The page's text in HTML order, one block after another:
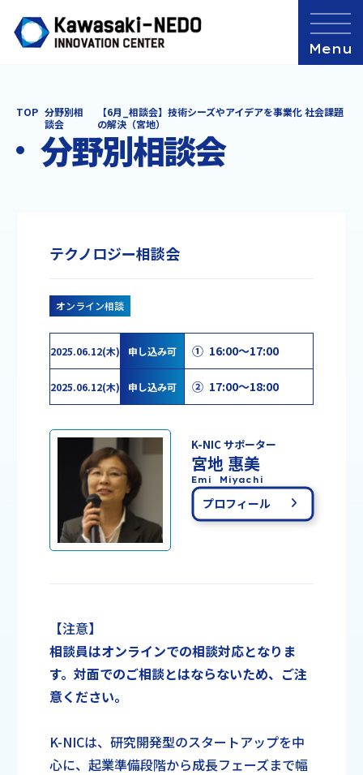
TOP 分野別相
談会
【6月_相談会】技術シーズやアイデアを事業化 社会課題
の解決（宮地）
分野別相談会
テクノロジー相談会
オンライン相談
2025.06.12(木) 申し込み可 ① 16:00～17:00
2025.06.12(木) 申し込み可 ② 17:00～18:00
K-NIC サポーター
宮地 惠美
Emi Miyachi
プロフィール
【注意】
相談員はオンラインでの相談対応となりま
す。対面でのご相談とはならないため、ご注
意ください。
K-NICは、研究開発型のスタートアップを中
心に、起業準備段階から成長フェーズまで幅